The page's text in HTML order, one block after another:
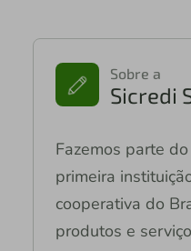
Sobre a
Sicredi
Fazemos parte
primeira
cooperativa do
produtos e